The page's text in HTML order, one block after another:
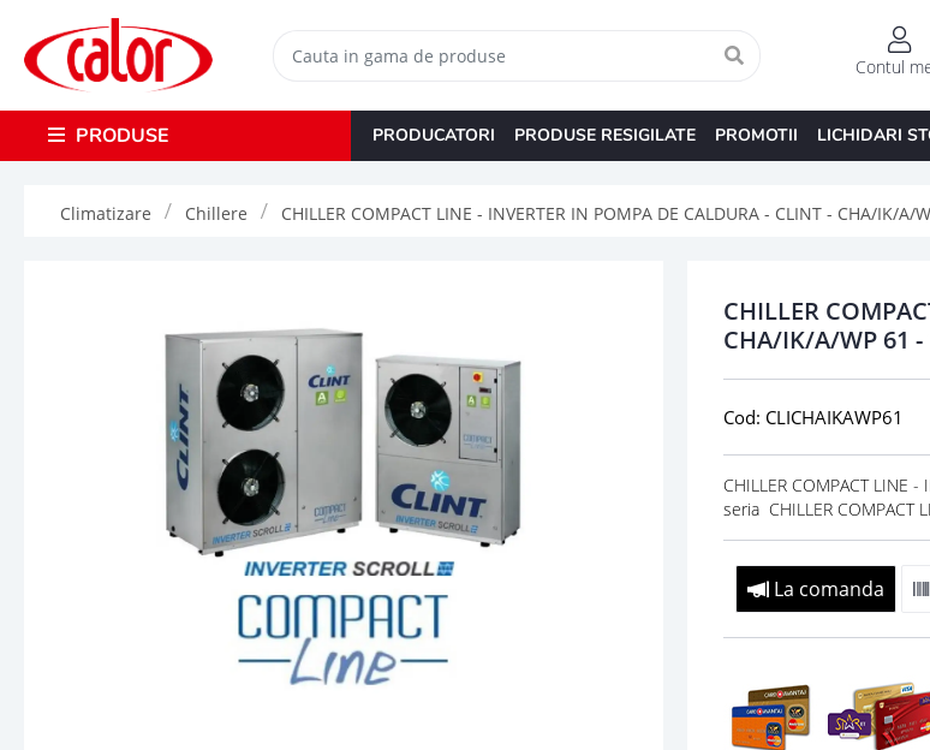
Contul
PRODUSE PRODUCATORI PRODUSE RESIGILATE PROMOTII LICHIDARI
Climatizare Chillere CHILLER COMPACT LINE - INVERTER IN POMPA DE CALDURA - CLINT - CHA/IK/A/
CHILLER
CHA/IK/A/WP 61 -
Cod: CLICHAIKAWP61
CHILLER COMPACT LINE
seria CHILLER COMPACT
La comanda